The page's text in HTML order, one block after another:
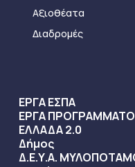
Αξιοθέατα
Διαδρομές
ΕΡΓΑ ΕΣΠΑ
ΕΡΓΑ
ΕΛΛΑΔΑ 2.0
Δήμος
Δ.Ε.Υ.Α.